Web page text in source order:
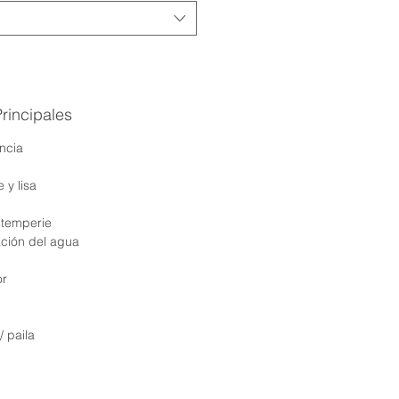
y lisa
del agua